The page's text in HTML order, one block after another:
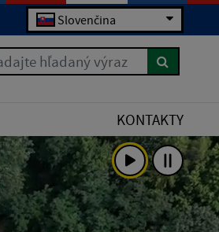
use near 'order by poradie
Slovenčina
hľadaný výraz
KONTAKTY